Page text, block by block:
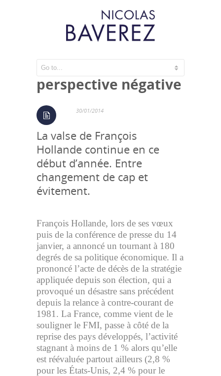
Un président sous
perspective négative
30/01/2014
La valse de François
Hollande continue en ce
début d’année. Entre
changement de cap et
évitement.
François Hollande, lors de ses vœux
puis de la conférence de presse du 14
janvier, a annoncé un tournant à 180
degrés de sa politique économique. Il a
prononcé l’acte de décès de la stratégie
appliquée depuis son élection, qui a
provoqué un désastre sans précédent
depuis la relance à contre-courant de
1981. La France, comme vient de le
souligner le FMI, passe à côté de la
reprise des pays développés, l’activité
stagnant à moins de 1 % alors qu’elle
est réévaluée partout ailleurs (2,8 %
pour les États-Unis, 2,4 % pour le